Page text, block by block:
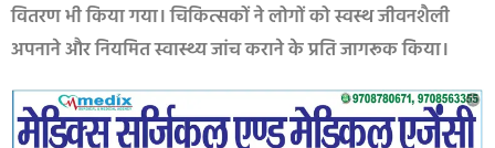
वितरण भी किया गया। चिकित्सकों ने लोगों को स्वस्थ जीवनशैली
अपनाने और नियमित स्वास्थ्य जांच कराने के प्रति जागरूक किया।